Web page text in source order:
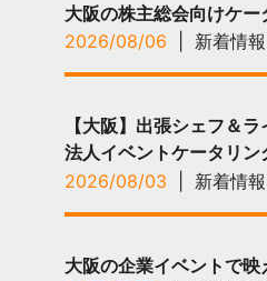
大阪の株主総会向けケ
2026/08/06
新着情報
【大阪】出張シェフ＆
法人イベントケータリン
2026/08/03
新着情報
大阪の企業イベントで